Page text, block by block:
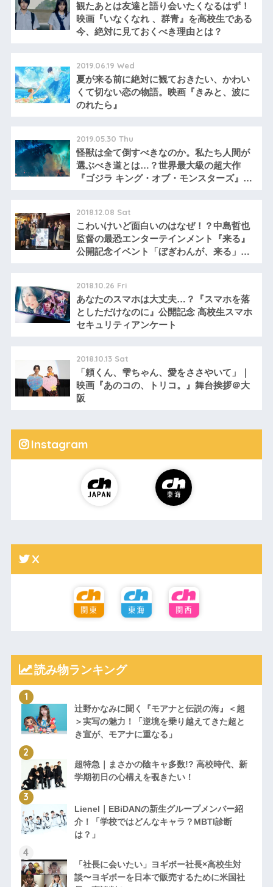
観たあとは友達と語り会いたくなるはず！
映画『いなくなれ 、群青』を高校生である
今、絶対に見ておくべき理由とは？
2019.06.19 Wed
夏が来る前に絶対に観ておきたい、かわい
くて切ない恋の物語。映画『きみと、波に
のれたら』
2019.05.30 Thu
怪獣は全て倒すべきなのか。私たち人間が
選ぶべき道とは…？世界最大級の超大作
『ゴジラ キング・オブ・モンスターズ』高
2018.12.08 Sat
こわいけいど面白いのはなぜ！？中島哲也
監督の最恐エンターテインメント『来る』
公開記念イベント「ぼぎわんが、来る」の
2018.10.26 Fri
あなたのスマホは大丈夫…？『スマホを落
としただけなのに』公開記念 高校生スマホ
セキュリティアンケート
2018.10.13 Sat
「頼くん、雫ちゃん、愛をささやいて」｜
映画『あのコの、トリコ。』舞台挨拶＠大
阪
Instagram
X
読み物ランキング
辻野かなみに聞く『モアナと伝説の海』＜超
＞実写の魅力！「逆境を乗り越えてきた超と
き宣が、モアナに重なる」
超特急｜まさかの陰キャ多数!? 高校時代、新
学期初日の心構えを覗きたい！
Lienel｜EBiDANの新生グループメンバー紹
介！「学校ではどんなキャラ？MBTI診断
は？」
「社長に会いたい」ヨギボー社長×高校生対
談〜ヨギボーを日本で販売するために米国社